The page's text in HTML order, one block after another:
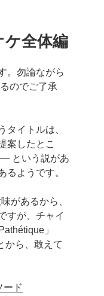
ケ全体編
。勿論ながら
のでご了承
タイトルは、
案したとこ
という説があ
るようです。
があるから、
すが、チャイ
」
から、敢えて
ード